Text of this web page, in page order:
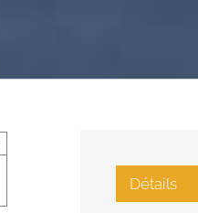
Détails